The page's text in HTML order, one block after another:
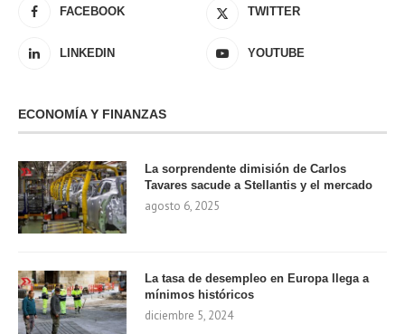
FACEBOOK TWITTER
LINKEDIN YOUTUBE
ECONOMÍA Y FINANZAS
La sorprendente dimisión de Carlos
Tavares sacude a Stellantis y el mercado
agosto 6, 2025
La tasa de desempleo en Europa llega a
mínimos históricos
diciembre 5, 2024